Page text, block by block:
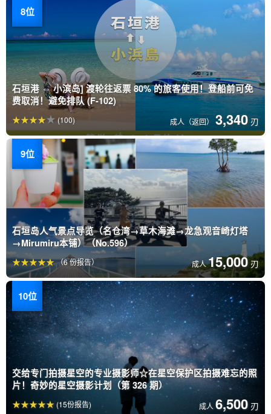
石垣港 ⇔ 小滨岛] 渡轮往返票 80% 的旅客使用！登船前可免
费取消！避免排队 (F-102)
成人（返回） 3,340 刃
(100)
石垣岛人气景点导览（名仓湾→草木海滩→龙急观音崎灯塔
→Mirumiru本铺）（No.596）
成人15,000 刃
（6 份报告）
交给专门拍摄星空的专业摄影师☆在星空保护区拍摄难忘的照
片！奇妙的星空摄影计划（第 326 期）
成人 6,500 刃
(15份报告)